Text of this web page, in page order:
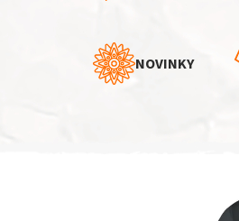
NOVINKY